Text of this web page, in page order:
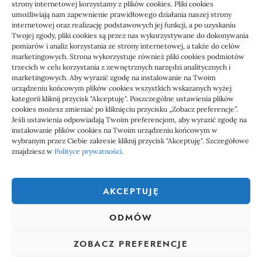
strony internetowej korzystamy z plików cookies. Pliki cookies
umożliwiają nam zapewnienie prawidłowego działania naszej strony
internetowej oraz realizację podstawowych jej funkcji, a po uzyskaniu
Twojej zgody, pliki cookies są przez nas wykorzystywane do dokonywania
pomiarów i analiz korzystania ze strony internetowej, a także do celów
marketingowych. Strona wykorzystuje również pliki cookies podmiotów
trzecich w celu korzystania z zewnętrznych narzędzi analitycznych i
marketingowych. Aby wyrazić zgodę na instalowanie na Twoim
urządzeniu końcowym plików cookies wszystkich wskazanych wyżej
kategorii kliknij przycisk "Akceptuję". Poszczególne ustawienia plików
cookies możesz zmieniać po kliknięciu przycisku „Zobacz preferencje”.
Jeśli ustawienia odpowiadają Twoim preferencjom, aby wyrazić zgodę na
instalowanie plików cookies na Twoim urządzeniu końcowym w
wybranym przez Ciebie zakresie kliknij przycisk "Akceptuję". Szczegółowe
znajdziesz w Polityce prywatności.
AKCEPTUJĘ
ODMÓW
ZOBACZ PREFERENCJE
1000 WIADOMOŚCI
1000 Wiadomości to miejsce, gdzie każdy powinien znaleźć coś
ciekawego, coś co go zainteresuje. Dlatego właśnie powstał ten
serwis społecznościowy, aby każdy mógł nie tylko czytać ciekawe
Dołącz do nas już teraz, zarejestruj się i dodawał własne treści na